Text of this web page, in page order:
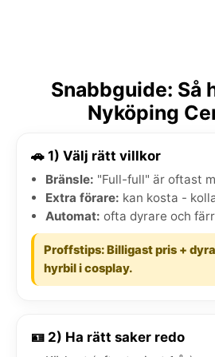
Snabbguide: Så
Nyköping
🚗 1) Välj rätt villkor
Bränsle: "Full-full" är oftast
Extra förare: kan kosta -
Automat: ofta dyrare och
Proffstips: Billigast pris +
hyrbil i cosplay.
🪪 2) Ha rätt saker redo